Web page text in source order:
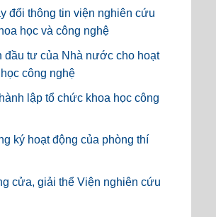
đổi thông tin viện nghiên cứu
học và công nghệ
đầu tư của Nhà nước cho hoạt
công nghệ
lập tổ chức khoa học công
ký hoạt động của phòng thí
cửa, giải thể Viện nghiên cứu